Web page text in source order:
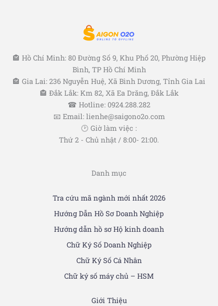
🏤 Hồ Chí Minh: 80 Đường Số 9, Khu Phố 20, Phường Hiệp
Bình, TP Hồ Chí Minh
🏤 Gia Lai: 236 Nguyễn Huệ, Xã Bình Dương, Tỉnh Gia Lai
🏤 Đắk Lắk: Km 82, Xã Ea Drăng, Đắk Lắk
☎ Hotline: 0924.288.282
📧 Email: lienhe@saigono2o.com
🕑 Giờ làm việc :
Thứ 2 - Chủ nhật / 8:00- 21:00.
Danh mục
Tra cứu mã ngành mới nhất 2026
Hướng Dẫn Hồ Sơ Doanh Nghiệp
Hướng dẫn hồ sơ Hộ kinh doanh
Chữ Ký Số Doanh Nghiệp
Chữ Ký Số Cá Nhân
Chữ ký số máy chủ – HSM
Giới Thiệu